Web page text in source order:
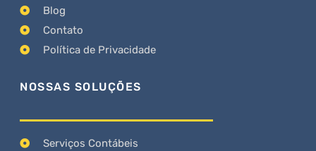
Blog
Contato
Política de Privacidade
NOSSAS SOLUÇÕES
Serviços Contábeis